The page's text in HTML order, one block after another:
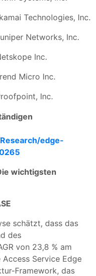
Technologies, Inc.
Networks, Inc.
Inc.
Micro Inc.
Inc.
edge-
wichtigsten
schätzt, dass das
des
von 23,8 % am
Service Edge
Framework, das